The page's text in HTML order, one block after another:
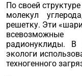
По своей
молекул
решетку. Эти
радионуклиды. В
экологи
техногенного